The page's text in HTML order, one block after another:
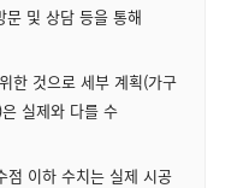
문 및 상담 등을 통해
한 것으로 세부 계획(가구
실제와 다를 수
이하 수치는 실제 시공